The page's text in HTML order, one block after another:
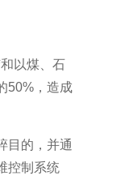
以煤、石
50%，造成
目的，并通
控制系统